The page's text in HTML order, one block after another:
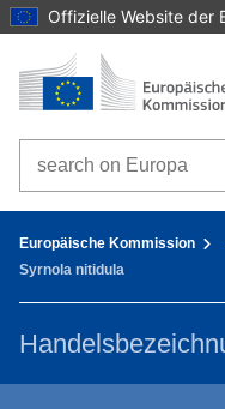
Offizielle Website der
Zum Inhalt gehen
Startseite - Europäische
Search on Europa
Europäische Kommission
Syrnola nitidula